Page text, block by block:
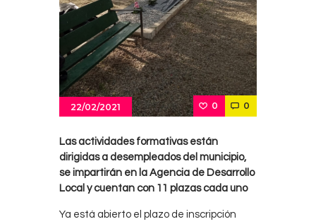
22/02/2021 0 0
Las actividades formativas están
dirigidas a desempleados del municipio,
se impartirán en la Agencia de Desarrollo
Local y cuentan con 11 plazas cada uno
Ya está abierto el plazo de inscripción